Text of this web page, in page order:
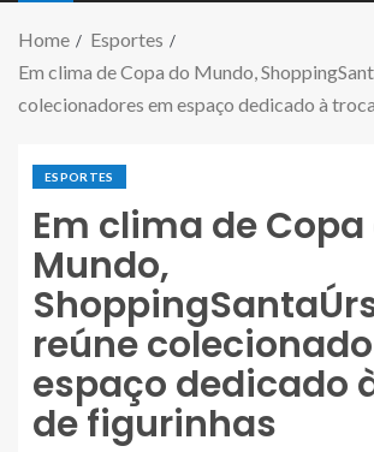
Home
Esportes
Em clima de Copa do Mundo,
colecionadores em espaço dedicado à
ESPORTES
Em clima de Copa
Mundo,
reúne
espaço dedicado
de figurinhas